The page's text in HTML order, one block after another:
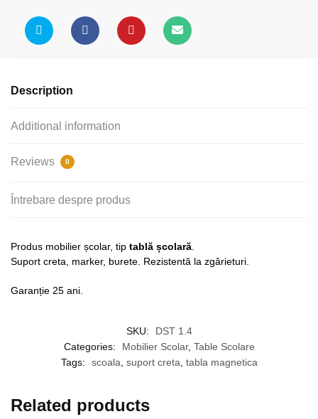
creta
(2000x25x1000)
Description
Additional information
Reviews 0
Întrebare despre produs
Produs mobilier școlar, tip tablă școlară.
Suport creta, marker, burete. Rezistentă la zgârieturi.
Garanție 25 ani.
SKU:
DST 1.4
Categories:
Mobilier Scolar, Table Scolare
Tags:
scoala suport creta tabla magnetica
Related products